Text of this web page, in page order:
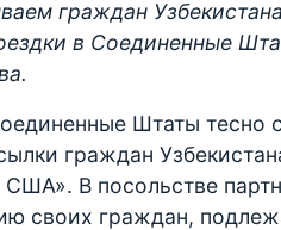
граждан
в Соединенные
Штаты тесно
граждан
В посольстве
своих граждан,